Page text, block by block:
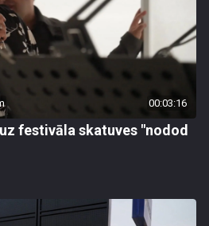
00:03:16
festivāla skatuves "nodod